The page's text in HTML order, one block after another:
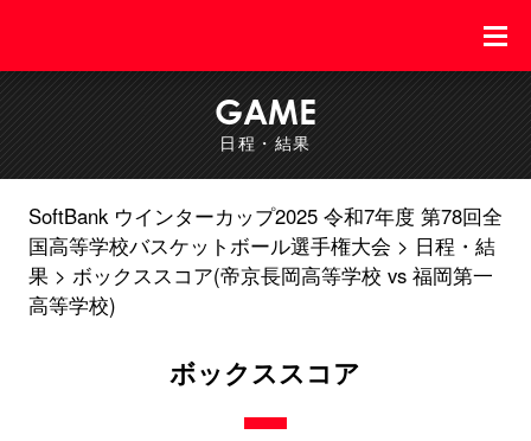
GAME
日程・結果
SoftBank ウインターカップ2025 令和7年度 第78回全
国高等学校バスケットボール選手権大会
日程・結
果
ボックススコア(帝京長岡高等学校 vs 福岡第一
高等学校)
ボックススコア